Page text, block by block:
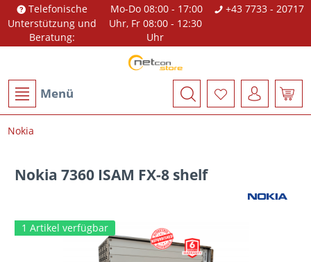
Telefonische
Unterstützung und
Beratung:
Mo-Do 08:00 - 17:00
Uhr, Fr 08:00 - 12:30
Uhr
+43 7733 - 20717
Menü
Nokia
Nokia 7360 ISAM FX-8 shelf
1 Artikel verfügbar